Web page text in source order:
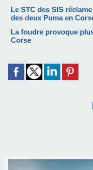
Le STC des SIS
des deux Puma en
La foudre provoque
Corse